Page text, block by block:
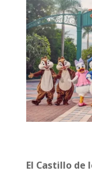
El Castillo de